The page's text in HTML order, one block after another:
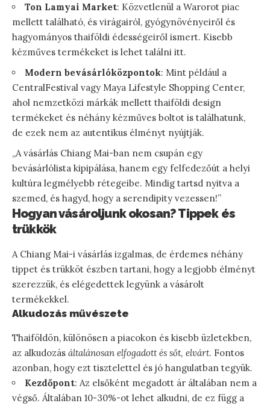
Ton Lamyai Market: Közvetlenül a Warorot piac
mellett található, és virágairól, gyógynövényeiről és
hagyományos thaiföldi édességeiről ismert. Kisebb
kézműves termékeket is lehet találni itt.
Modern bevásárlóközpontok: Mint például a
CentralFestival vagy Maya Lifestyle Shopping Center,
ahol nemzetközi márkák mellett thaiföldi design
termékeket és néhány kézműves boltot is találhatunk,
de ezek nem az autentikus élményt nyújtják.
„A vásárlás Chiang Mai-ban nem csupán egy
bevásárlólista kipipálása, hanem egy felfedezőút a helyi
kultúra legmélyebb rétegeibe. Mindig tartsd nyitva a
szemed, és hagyd, hogy a serendipity vezessen!”
Hogyan vásároljunk okosan? Tippek és
trükkök
A Chiang Mai-i vásárlás izgalmas, de érdemes néhány
tippet és trükköt észben tartani, hogy a legjobb élményt
szerezzük, és elégedettek legyünk a vásárolt
termékekkel.
Alkudozás művészete
Thaiföldön, különösen a piacokon és kisebb üzletekben,
az alkudozás általánosan elfogadott és sőt, elvárt. Fontos
azonban, hogy ezt tisztelettel és jó hangulatban tegyük.
Kezdőpont: Az elsőként megadott ár általában nem a
végső. Általában 10-30%-ot lehet alkudni, de ez függ a